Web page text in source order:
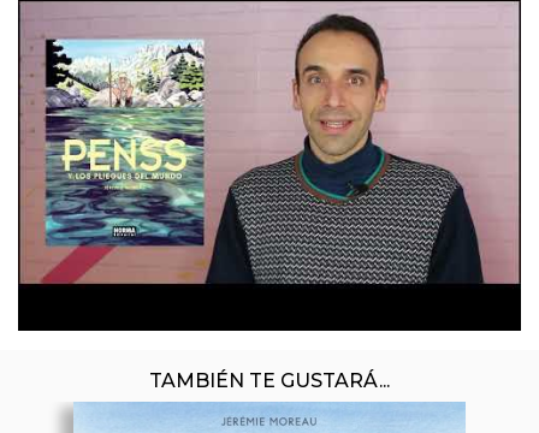
TAMBIÉN TE GUSTARÁ...